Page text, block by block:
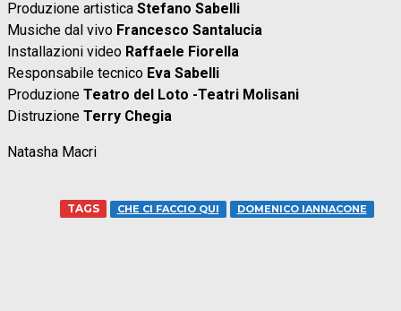
Produzione artistica Stefano Sabelli
Musiche dal vivo Francesco Santalucia
Installazioni video Raffaele Fiorella
Responsabile tecnico Eva Sabelli
Produzione Teatro del Loto -Teatri Molisani
Distruzione Terry Chegia
Natasha Macri
TAGS CHE CI FACCIO QUI DOMENICO IANNACONE